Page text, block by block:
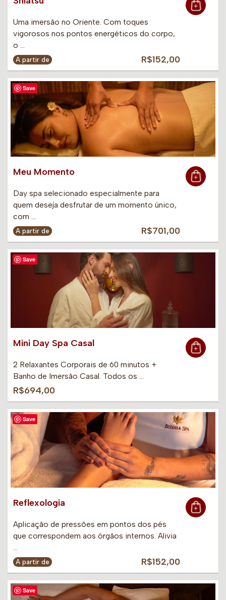
Uma imersão no Oriente. Com toques
vigorosos nos pontos energéticos do corpo,
o …
A partir de R$152,00
Save
Meu Momento
Day spa selecionado especialmente para
quem deseja desfrutar de um momento único,
com …
A partir de R$701,00
Save
Mini Day Spa Casal
2 Relaxantes Corporais de 60 minutos +
Banho de Imersão Casal. Todos os …
R$694,00
Save
Reflexologia
Aplicação de pressões em pontos dos pés
que correspondem aos órgãos internos. Alivia
…
A partir de R$152,00
Save